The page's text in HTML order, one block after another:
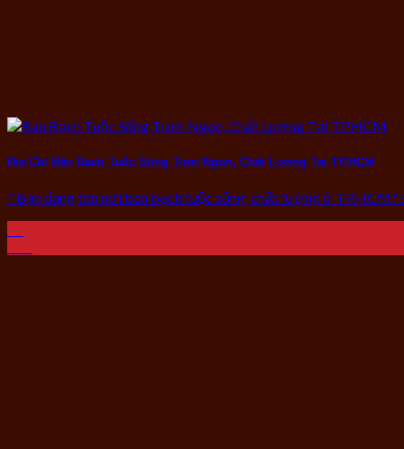
Địa Chỉ Bán Bạch Tuộc Sống Tươi Ngon, Chất Lượng Tại TP.HCM
? Bạn đang tìm nơi bán bạch tuộc sống, chất lượng ở TP.HCM?